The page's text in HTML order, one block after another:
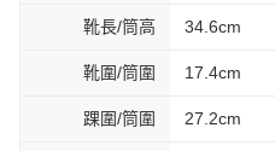
靴長/筒高 34.6cm
靴圍/筒圍 17.4cm
踝圍/筒圍 27.2cm